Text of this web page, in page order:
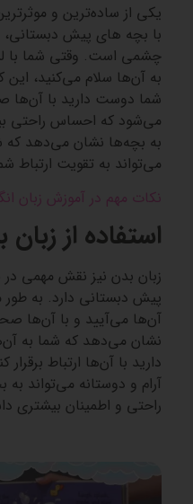
یکی از ساده‌ترین و
با بچه های پیش دبستانی،
چشمی است. وقتی شما با
به آن‌ها سلام می‌کنید،
شما دوست دارید با آن‌ها
می‌شود که احساس راحتی
به بچه‌ها نشان می‌دهد که
می‌تواند به تقویت ارتباط
نکات مهم در آموزش زبان
استفاده از
زبان بدن نیز نقش مهمی
پیش دبستانی دارد. به
آن‌ها می‌آیید و با آن‌ها
نشان می‌دهد که شما به
دارید با آن‌ها ارتباط
آرام و دوستانه می‌تواند
راحتی و اطمینان بیشتری